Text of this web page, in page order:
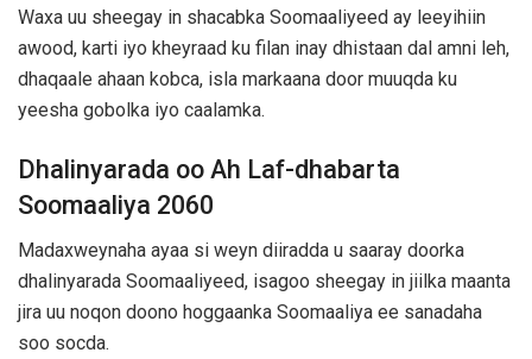
Waxa uu sheegay in shacabka Soomaaliyeed ay leeyihiin
awood, karti iyo kheyraad ku filan inay dhistaan dal amni leh,
dhaqaale ahaan kobca, isla markaana door muuqda ku
yeesha gobolka iyo caalamka.
Dhalinyarada oo Ah Laf-dhabarta
Soomaaliya 2060
Madaxweynaha ayaa si weyn diiradda u saaray doorka
dhalinyarada Soomaaliyeed, isagoo sheegay in jiilka maanta
jira uu noqon doono hoggaanka Soomaaliya ee sanadaha
soo socda.